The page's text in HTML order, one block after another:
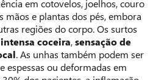
em cotovelos, joelhos, couro
mãos e plantas dos pés, embora
regiões do corpo. Os surtos
intensa coceira,sensação de
. As unhas também podem ser
espessas ou deformadas em